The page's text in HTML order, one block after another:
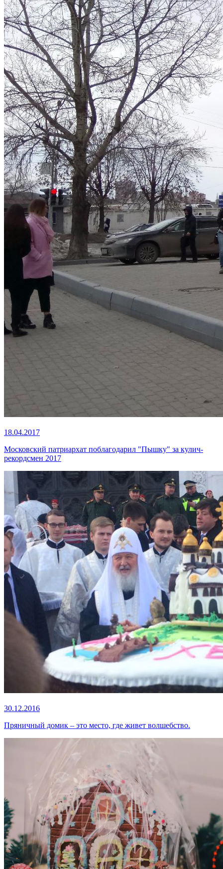
18.04.2017
Московский патриархат поблагодарил "Пышку" за кулич-
рекордсмен 2017
30.12.2016
Пряничный домик – это место, где живет волшебство.